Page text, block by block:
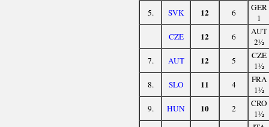
5.
SVK 12 6
GER
1
CZE
12 6
AUT
2½
7.
AUT 12 5
CZE
1½
8.
SLO 11 4
FRA
1½
9.
HUN 10 2
CRO
1½